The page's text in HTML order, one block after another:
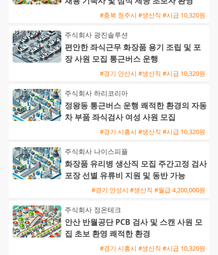
#충북 청주시 #생산직 #시급 10,320원
주식회사 광진솔루션
편안한 좌식근무 화장품 용기 조립 및 포
장 사원 모집 통근버스 운행
#경기 안산시 #생산직 #시급 10,320원
주식회사 하리코리아
정왕동 통근버스 운행 쾌적한 환경의 자동
차 부품 좌식검사 여성 사원 모집
#경기 시흥시 #생산직 #시급 10,320원
주식회사 나이스피플
화장품 유리병 생산직 모집 주간고정 검사
포장 선별 유류비 지원 및 동반 가능
#경기 안성시 #생산직 #월급 4,200,000원
주식회사 정온테크
안산 반월공단 PCB 검사 및 스캔 사원 모
집 초보 환영 쾌적한 환경
#경기 시흥시 #생산직 #시급 10,320원